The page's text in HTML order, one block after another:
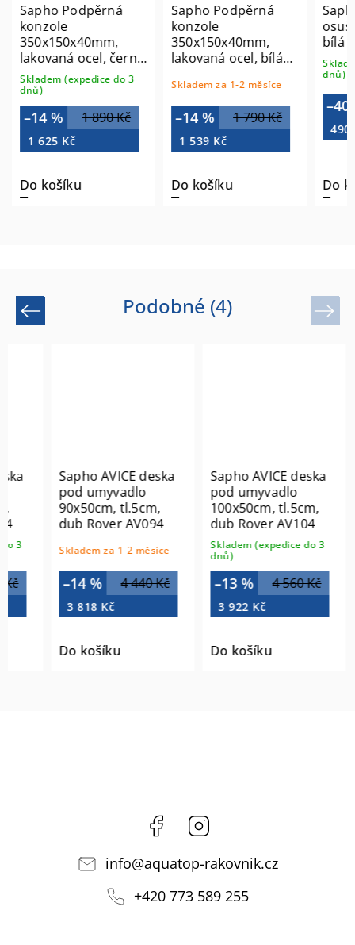
Sapho Podpěrná
konzole
350x150x40mm,
lakovaná ocel, černá
mat, 1 ks 30365
Skladem (expedice do 3
dnů)
1 890 Kč
–14 %
1 625 Kč
Do košíku
Sapho Podpěrná
konzole
350x150x40mm,
lakovaná ocel, bílá
Skladem za 1-2 měsíce
1 790 Kč
–14 %
1 539 Kč
Do košíku
bílá
dnů)
–40
490
Do
Podobné (4)
Previous
3
Sapho AVICE deska
pod umyvadlo
90x50cm, tl.5cm,
dub Rover AV094
Skladem za 1-2 měsíce
4 440 Kč
–14 %
3 818 Kč
Do košíku
Sapho AVICE deska
pod umyvadlo
100x50cm, tl.5cm,
dub Rover AV104
Skladem (expedice do 3
dnů)
4 560 Kč
–13 %
3 922 Kč
Do košíku
Next
Facebook
info@aquatop-rakovnik.cz
+420 773 589 255